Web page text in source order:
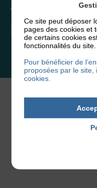
Vous
l’association
NOUS
Ce site peut déposer
pages des cookies et
de certains cookies
fonctionnalités du site.
Pour bénéficier de
proposées par le site,
cookies.